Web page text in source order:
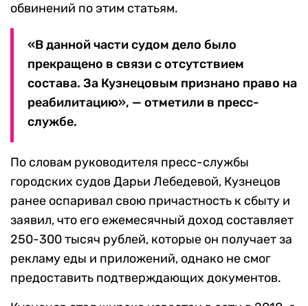
обвинений по этим статьям.
«В данной части судом дело было
прекращено в связи с отсутствием
состава. За Кузнецовым признано право на
реабилитацию», — отметили в пресс-
службе.
По словам руководителя пресс-службы
городских судов Дарьи Лебедевой, Кузнецов
ранее оспаривал свою причастность к сбыту и
заявил, что его ежемесячный доход составляет
250-300 тысяч рублей, которые он получает за
рекламу еды и приложений, однако не смог
предоставить подтверждающих документов.